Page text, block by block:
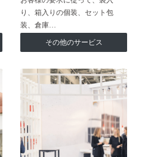
り、箱入りの個装、セット包
装、倉庫…
その他のサービス